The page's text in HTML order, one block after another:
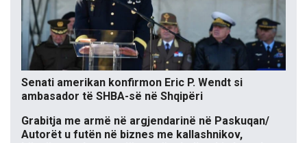
Senati amerikan konfirmon Eric P. Wendt si
ambasador të SHBA-së në Shqipëri
Grabitja me armë në argjendarinë në Paskuqan/
Autorët u futën në biznes me kallashnikov,